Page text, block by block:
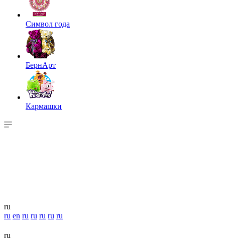
Символ года
БернАрт
Кармашки
ru
ru en ru ru ru ru ru
ru